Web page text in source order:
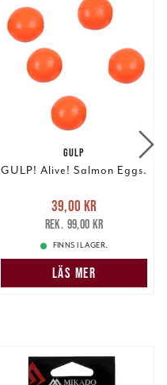
GULP
GULP! Alive! Salmon Eggs.
Nuvarande pris
39,00 krTidigare pris
99,00 kr
39,00 kr
99,00 kr
FINNS I LAGER.
LÄS MER